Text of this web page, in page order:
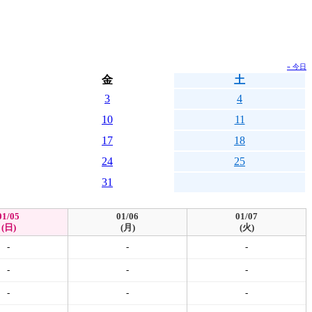
» 今日
金
土
3
4
10
11
17
18
24
25
31
05
(日)
01/06
(月)
01/07
(火)
-
- -
- - -
- - -